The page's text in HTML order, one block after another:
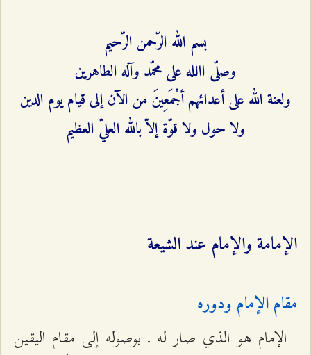
بسم الله الرّحمن الرّحيم‌
وصلّى االله على محمّد وآله الطاهرين‌
ولعنة الله على أعدائهم أجْمَعِينَ من الآن إلى قيام يوم الدين‌
ولا حول ولا قوّة إلاّ بالله العليّ العظيم‌
الإمامة والإمام عند الشيعة
مقام الإمام ودوره
الإمام هو الذي صار له ـ بوصوله إلى مقام اليقين